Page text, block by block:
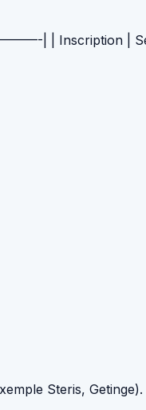
|
Steris, Getinge).